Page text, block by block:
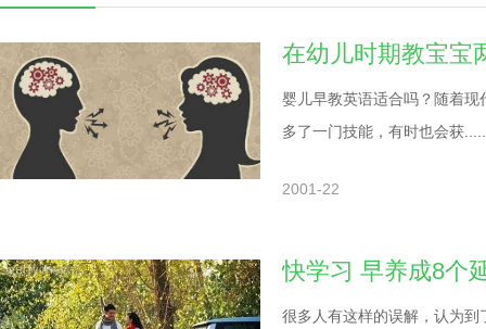
在幼儿时期教宝宝
婴儿早教英语适合吗？随着
多了一门技能，有时也会获.....
2001-22
快学习 早养成8个
很多人有这样的误解，认为